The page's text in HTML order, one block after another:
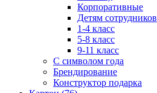
Корпоративные
Детям сотрудников
1-4 класс
5-8 класс
9-11 класс
С символом года
Брендирование
Конструктор подарка